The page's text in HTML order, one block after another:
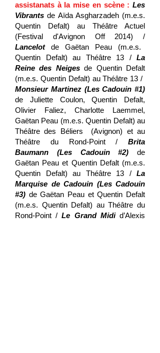
assistanats à la mise en scène : Les
Vibrantsde Aïda Asgharzadeh (m.e.s.
Quentin Defalt) au Théâtre Actuel
(Festival d'Avignon Off 2014) /
Lancelot de Gaëtan Peau (m.e.s.
Quentin Defalt) au Théâtre 13 / La
Reine des Neigesde Quentin Defalt
(m.e.s. Quentin Defalt) au Théâtre 13 /
Monsieur Martinez (Les Cadouin #1)
de Juliette Coulon, Quentin Defalt,
Olivier Faliez, Charlotte Laemmel,
Gaëtan Peau (m.e.s. Quentin Defalt) au
Théâtre des Béliers (Avignon) et au
Théâtre du Rond-Point / Brita
Baumann (Les Cadouin #2) de
Gaëtan Peau et Quentin Defalt (m.e.s.
Quentin Defalt) au Théâtre 13 / La
Marquise de Cadouin (Les Cadouin
#3) de Gaëtan Peau et Quentin Defalt
(m.e.s. Quentin Defalt) au Théâtre du
Rond-Point /Le Grand Midid’Alexis